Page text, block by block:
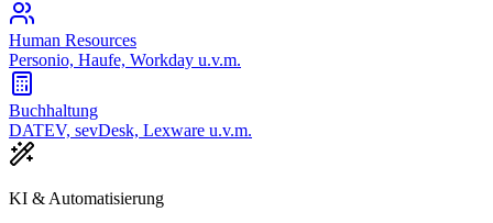
Human Resources
Personio, Haufe, Workday u.v.m.
Buchhaltung
DATEV, sevDesk, Lexware u.v.m.
KI & Automatisierung